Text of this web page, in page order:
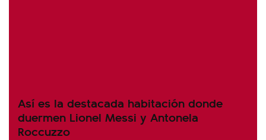
Así es la destacada habitación donde
duermen Lionel Messi y Antonela
Roccuzzo